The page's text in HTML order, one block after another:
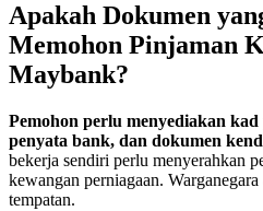
Apakah Dokumen
Memohon Pinjaman
Maybank?
Pemohon perlu menyediakan
penyata bank, dan dokumen
bekerja sendiri perlu menyerahkan
kewangan perniagaan.
tempatan.